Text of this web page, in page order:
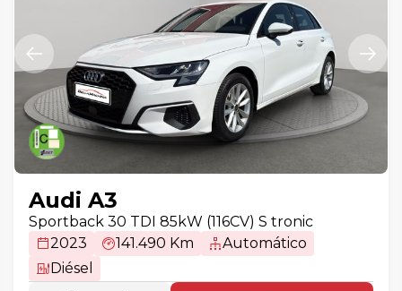
Audi A3
Sportback 30 TDI 85kW (116CV) S tronic
2023
141.490 Km
Automático
Diésel